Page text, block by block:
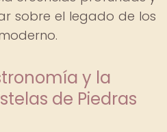
sobre el legado de los
y la
de Piedras